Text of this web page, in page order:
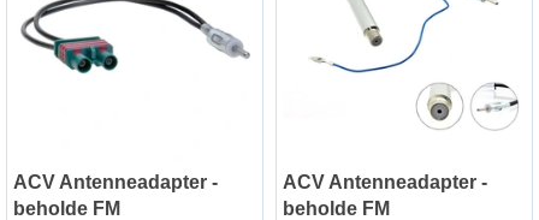
ACV Antenneadapter -
beholde FM
ACV Antenneadapter -
beholde FM